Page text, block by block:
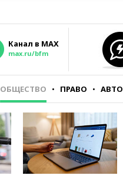
Канал в MAX
max.ru/bfm
ОБЩЕСТВО ПРАВО АВТО